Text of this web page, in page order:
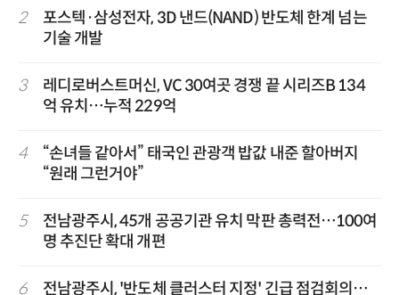
2
포스텍·삼성전자, 3D 낸드(NAND) 반도체 한계 넘는
기술 개발
3
레디로버스트머신, VC 30여곳 경쟁 끝 시리즈B 134
억 유치…누적 229억
4
“손녀들 같아서” 태국인 관광객 밥값 내준 할아버지
“원래 그런거야”
5
전남광주시, 45개 공공기관 유치 막판 총력전…100여
명 추진단 확대 개편
6
전남광주시, '반도체 클러스터 지정' 긴급 점검회의…